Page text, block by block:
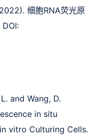
细胞RNA荧光原
DOI:
and Wang, D.
in situ
vitro Culturing Cells.